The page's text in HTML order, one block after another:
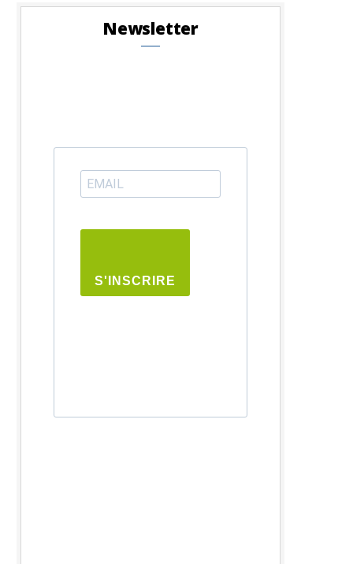
Newsletter
S'INSCRIRE